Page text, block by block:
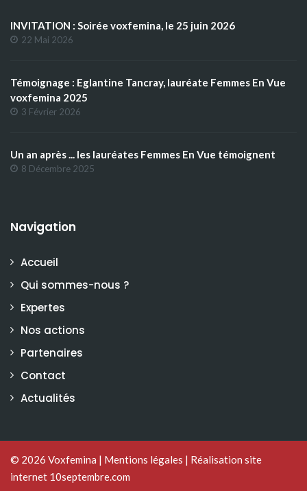
INVITATION : Soirée voxfemina, le 25 juin 2026
22 Mai 2026
Témoignage : Eglantine Tancray, lauréate Femmes En Vue
voxfemina 2025
3 Février 2026
Un an après ... les lauréates Femmes En Vue témoignent
8 Décembre 2025
Navigation
Accueil
Qui sommes-nous ?
Expertes
Nos actions
Partenaires
Contact
Actualités
© 2026 Voxfemina | Mentions légales | Réalisation site
internet 10septembre.com